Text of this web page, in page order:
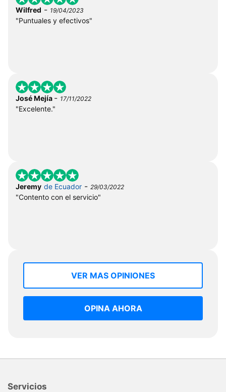
Wilfred - 19/04/2023
"Puntuales y efectivos"
José Mejía - 17/11/2022
"Excelente."
Jeremy de Ecuador - 29/03/2022
"Contento con el servicio"
VER MAS OPINIONES
OPINA AHORA
Servicios